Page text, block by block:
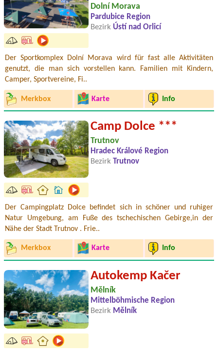
Dolní Morava
Pardubice Region
Bezirk Ústí nad Orlicí
Der Sportkomplex Dolní Morava wird für fast alle Aktivitäten
genutzt, die man sich vorstellen kann. Familien mit Kindern,
Camper, Sportvereine, Fi..
Merkbox Karte Info
Camp Dolce ***
Trutnov
Hradec Králové Region
Bezirk
Trutnov
Der Campingplatz Dolce befindet sich in schöner und ruhiger
Natur Umgebung, am Fuße des tschechischen Gebirge,in der
Nähe der Stadt Trutnov . Frie..
Merkbox Karte Info
Autokemp Kačer
Mělník
Mittelböhmische Region
Bezirk Mělník